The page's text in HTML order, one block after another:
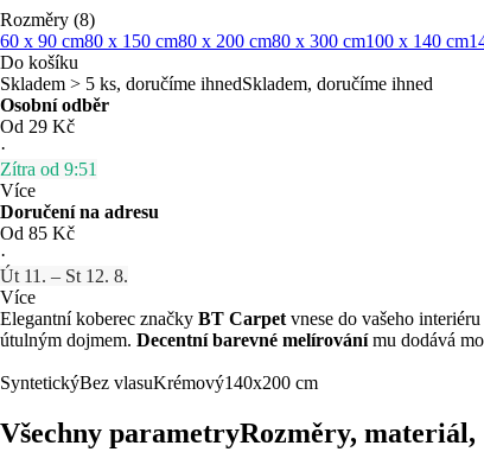
Rozměry (8)
60 x 90 cm80 x 150 cm80 x 200 cm80 x 300 cm100 x 140 cm
Do košíku
Skladem > 5 ks, doručíme ihnedSkladem, doručíme ihned
Osobní odběr
Od 29 Kč
·
Zítra od 9:51
Více
Doručení na adresu
Od 85 Kč
·
Út 11. – St 12. 8.
Více
Elegantní koberec značky BT Carpet vnese do vašeho
útulným dojmem. Decentní barevné melírovánímu dodává
SyntetickýBez vlasuKrémový140x200 cm
Všechny parametryRozměry,